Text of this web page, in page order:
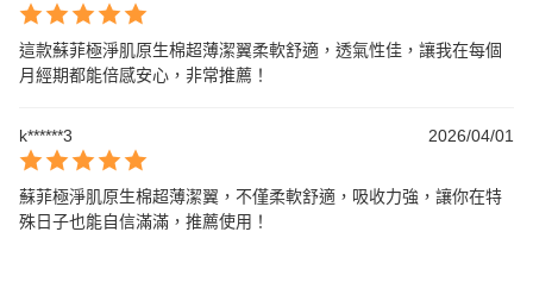
這款蘇菲極淨肌原生棉超薄潔翼柔軟舒適，透氣性佳，讓我在每個
月經期都能倍感安心，非常推薦！
k******3 2026/04/01
蘇菲極淨肌原生棉超薄潔翼，不僅柔軟舒適，吸收力強，讓你在特
殊日子也能自信滿滿，推薦使用！